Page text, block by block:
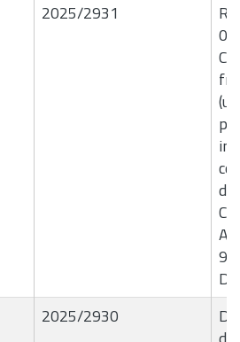
2025/2931
2025/2930